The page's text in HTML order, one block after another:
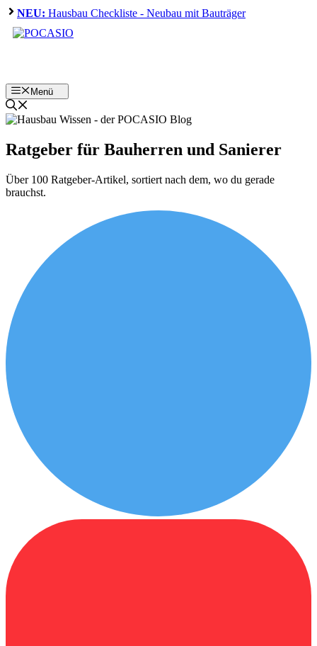
Zum
springen
NEU: Hausbau Checkliste - Neubau mit Bauträger
Menü
Ratgeber für Bauherren und Sanierer
Über 100 Ratgeber-Artikel, sortiert nach dem, wo du gerade
brauchst.